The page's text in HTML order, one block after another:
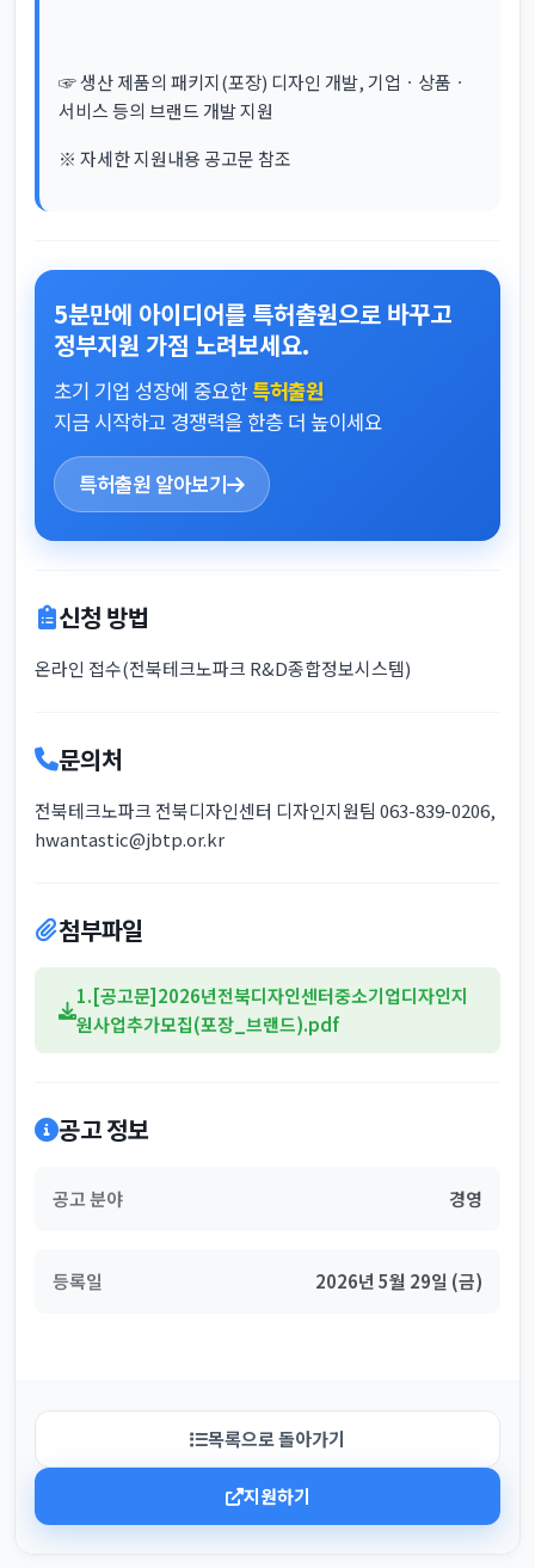
☞ 생산 제품의 패키지(포장) 디자인 개발, 기업ㆍ상품ㆍ
서비스 등의 브랜드 개발 지원
※ 자세한 지원내용 공고문 참조
5분만에 아이디어를 특허출원으로 바꾸고
정부지원 가점 노려보세요.
초기 기업 성장에 중요한특허출원
지금 시작하고 경쟁력을 한층 더 높이세요
특허출원 알아보기
신청 방법
온라인 접수(전북테크노파크 R&D종합정보시스템)
문의처
전북테크노파크 전북디자인센터 디자인지원팀 063-839-0206,
hwantastic@jbtp.or.kr
첨부파일
1.[공고문]2026년전북디자인센터중소기업디자인지
원사업추가모집(포장_브랜드).pdf
공고 정보
공고 분야 경영
등록일 2026년 5월 29일 (금)
목록으로 돌아가기
지원하기